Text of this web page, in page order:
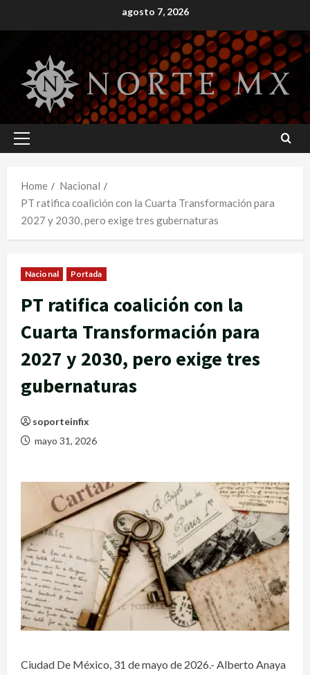
to
agosto 7, 2026
Primary
Home
Nacional
PT ratifica coalición con la Cuarta Transformación para
2027 y 2030, pero exige tres gubernaturas
Nacional Portada
PT ratifica coalición con la
Cuarta Transformación para
2027 y 2030, pero exige tres
gubernaturas
soporteinfix
mayo 31, 2026
Ciudad De México, 31 de mayo de 2026.- Alberto Anaya